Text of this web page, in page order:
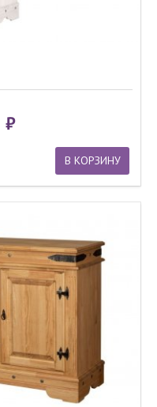
В КОРЗИНУ